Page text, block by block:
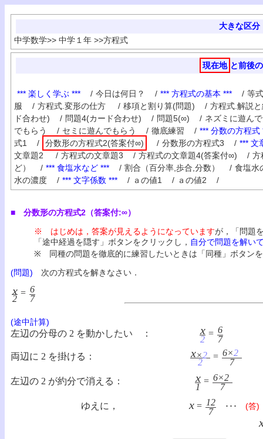
大きな区分
中学数学>> 中学１年 >>方程式
現在地 と前後
*** 楽しく学ぶ *** / 今日は何日？ / *** 方程式の基本 *** / 等
服
/ 方程式.変形の仕方 / 移項と割り算(問題) / 方程式.解説
ド合わせ)
/ 問題4(カード合わせ) / 問題5(∞) / ネズミに遊ん
でもらう
/ セミに遊んでもらう / 徹底練習 / *** 分数の方程式
式1
/ 分数形の方程式2(答案付∞) / 分数形の方程式3 / *** 文
文章題2
/ 方程式の文章題3 / 方程式の文章題4(答案付∞) / 方
ど）
/ *** 食塩水など *** / 割合（百分率,歩合,分数） / 食塩水
水の濃度
/ *** 文字係数 *** / ａの値1 / ａの値2 /
■ 分数形の方程式2（答案付:∞）
※ はじめは，答案が見えるようになっていますが，「問題
「途中経過を隠す」ボタンをクリックし， 自分で問題を解い
※ 同種の問題を徹底的に練習したいときは「同種」ボタン
(問題) 次の方程式を解きなさい．
x
2
= 6
7
(途中計算)
左辺の分母の 2 を動かしたい ： x
2
= 6
7
両辺に 2 を掛ける：
x×2
2
= 6×2
7
左辺の 2 が約分で消える：
x
1
= 6×2
7
ゆえに，
x = 12
7
･･･ (答)